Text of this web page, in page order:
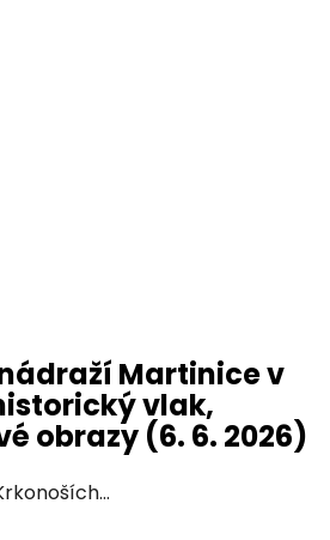
Martinice v
vlak,
obrazy (6. 6. 2026)